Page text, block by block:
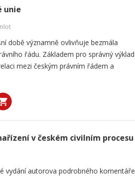
unie
době významně ovlivňuje bezmála
řádu. Základem pro správný výklad
mezi českým právním řádem a
v českém civilním procesu
vydání autorova podrobného komentáře